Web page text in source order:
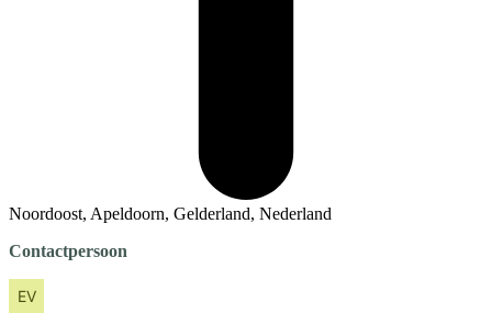
Noordoost, Apeldoorn, Gelderland, Nederland
Contactpersoon